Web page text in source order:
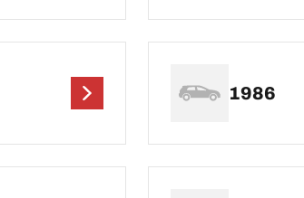
1986